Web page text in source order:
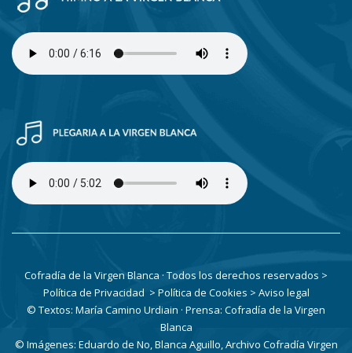
Cofradía de la Virgen Blanca · Todos los derechos reservados >
Política de Privacidad > Política de Cookies > Aviso legal
© Textos: María Camino Urdiain · Prensa: Cofradía de la Virgen
Blanca
© Imágenes: Eduardo de No, Blanca Aguillo, Archivo Cofradía Virgen